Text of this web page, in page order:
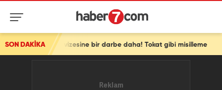
SON DAKİKA
vizesine bir darbe daha! Tokat gibi misilleme